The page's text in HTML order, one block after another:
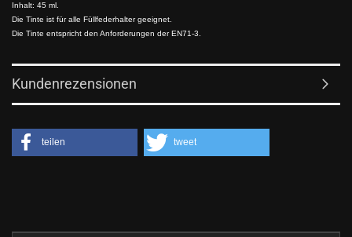
Inhalt: 45 ml.
Die Tinte ist für alle Füllfederhalter geeignet.
Die Tinte entspricht den Anforderungen der EN71-3.
Kundenrezensionen
teilen tweet